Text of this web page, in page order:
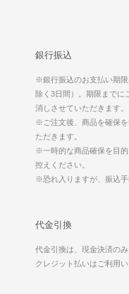
銀行振込
※銀行振込のお支払い期
除く3日間）。期限までに
消しさせていただきます。
※ご注文後、商品を確保
ただきます。
※一時的な商品確保を目
控えください。
※恐れ入りますが、振込
代金引換
代金引換は、現金決済のみ
クレジット払いはご利用